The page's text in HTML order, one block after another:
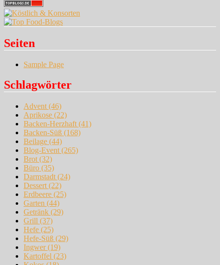
Seiten
Sample Page
Schlagwörter
Advent (46)
Aprikose (22)
Backen-Herzhaft (41)
Backen-Süß (168)
Beilage (44)
Blog-Event (265)
Brot (32)
Büro (35)
Darmstadt (24)
Dessert (22)
Erdbeere (25)
Garten (44)
Getränk (29)
Grill (37)
Hefe (25)
Hefe-Süß (29)
Ingwer(19)
Kartoffel (23)